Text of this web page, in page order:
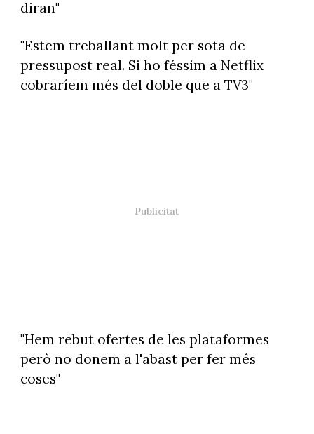
diran"
"Estem treballant molt per sota de
pressupost real. Si ho féssim a Netflix
cobraríem més del doble que a TV3"
"Hem rebut ofertes de les plataformes
però no donem a l'abast per fer més
coses"